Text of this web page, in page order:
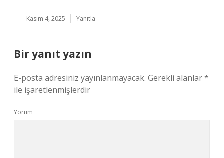
Kasım 4, 2025 Yanıtla
Bir yanıt yazın
E-posta adresiniz yayınlanmayacak. Gerekli alanlar*
ile işaretlenmişlerdir
Yorum